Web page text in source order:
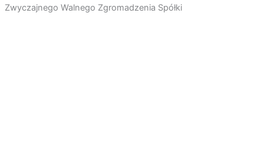
Zwyczajnego Walnego Zgromadzenia Spółki